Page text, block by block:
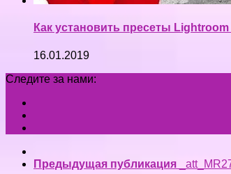
Как установить пресеты
16.01.2019
Следите за нами:
Предыдущая публикация